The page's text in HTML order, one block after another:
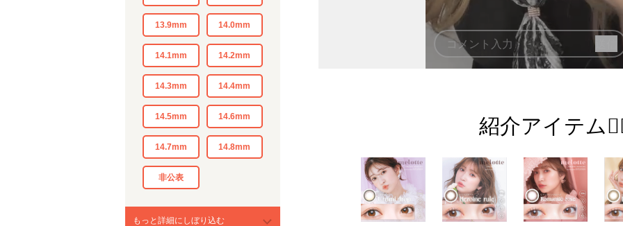
13.9mm 14.0mm
14.1mm 14.2mm
14.3mm 14.4mm
14.5mm 14.6mm
14.7mm 14.8mm
非公表
もっと詳細にしぼり込む
紹介アイテム